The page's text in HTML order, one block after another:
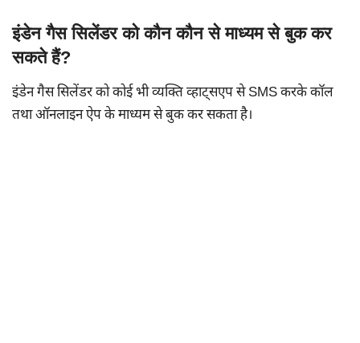
इंडेन गैस सिलेंडर को कौन कौन से माध्यम से बुक कर
सकते हैं?
इंडेन गैस सिलेंडर को कोई भी व्यक्ति व्हाट्सएप से SMS करके कॉल
तथा ऑनलाइन ऐप के माध्यम से बुक कर सकता है।